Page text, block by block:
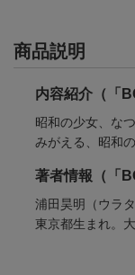
商品説明
内容紹介（「
昭和の少女、な
みがえる、昭和
著者情報（「
浦田昊明（ウラタ
東京都生まれ。